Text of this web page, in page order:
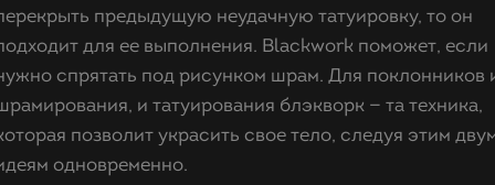
предыдущую неудачную татуировку, то он
для ее выполнения. Blackwork поможет, если
спрятать под рисунком шрам. Для поклонников
и татуирования блэкворк — та техника,
позволит украсить свое тело, следуя этим
одновременно.